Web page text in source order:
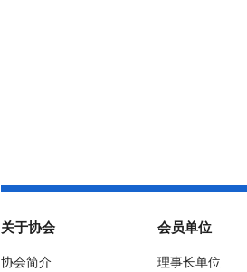
关于协会
协会简介
会员单位
理事长单位